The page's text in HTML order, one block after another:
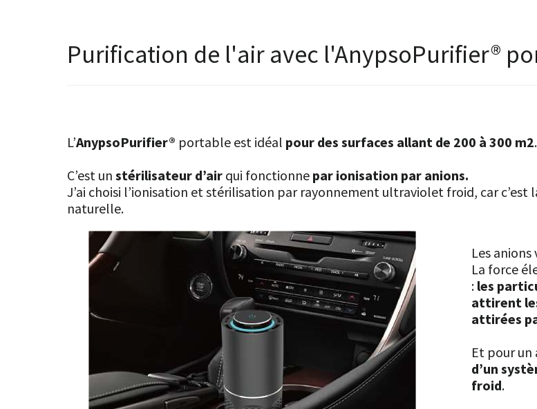
Purification de l'air avec l'AnypsoPurifier®
L’AnypsoPurifier® portable est idéal pour des surfaces allant de 200 à 300 m2.
C’est un stérilisateur d’air qui fonctionne par ionisation par anions.
J’ai choisi l’ionisation et stérilisation par rayonnement ultraviolet froid, car
naturelle.
Les
La force
: les
attirent
attirées
Et pour un
d’un
froid.